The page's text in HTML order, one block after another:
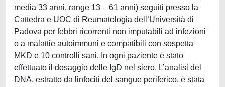
media 33 anni, range 13 – 61 anni) seguiti presso la
Cattedra e UOC di Reumatologia dell’Università di
Padova per febbri ricorrenti non imputabili ad infezioni
o a malattie autoimmuni e compatibili con sospetta
MKD e 10 controlli sani. In ogni paziente è stato
effettuato il dosaggio delle IgD nel siero. L’analisi del
DNA, estratto da linfociti del sangue periferico, è stata